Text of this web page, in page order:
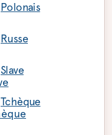
Polonais
Russe
Slave
Tchèque